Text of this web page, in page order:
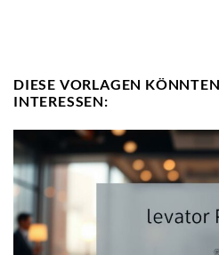
DIESE VORLAGEN
INTERESSEN: